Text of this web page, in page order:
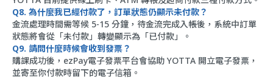
Q8. 為什麼我已經付款了，訂單狀態仍顯示未付款？
金流處理時間需等候 5-15 分鐘，待金流完成入帳後，系統中訂單
狀態將會從「未付款」轉變顯示為「已付款」。
Q9. 請問什麼時候會收到發票？
購課成功後，ezPay電子發票平台會協助 YOTTA 開立電子發票，
並寄至你付款時留下的電子信箱。